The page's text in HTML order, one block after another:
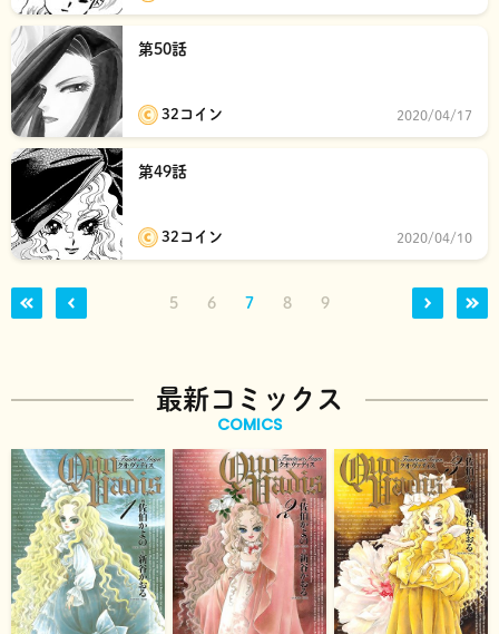
第50話
32コイン 2020/04/17
第49話
32コイン 2020/04/10
5 6 7 8 9
最新コミックス
COMICS